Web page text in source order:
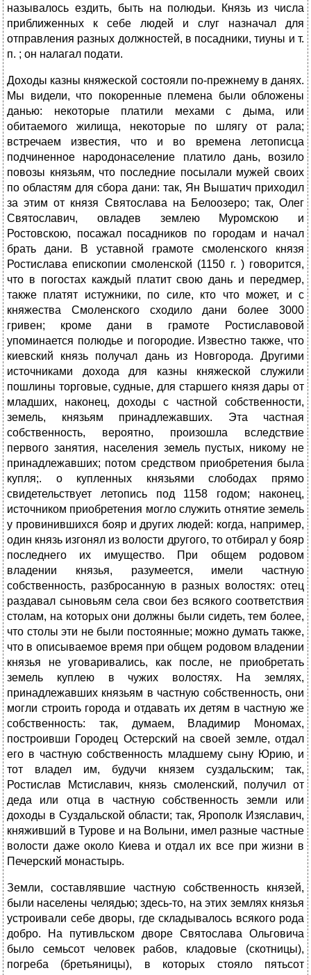
называлось ездить, быть на полюдьи. Князь из числа
приближенных к себе людей и слуг назначал для
отправления разных должностей, в посадники, тиуны и т.
п. ; он налагал подати.
Доходы казны княжеской состояли по-прежнему в данях.
Мы видели, что покоренные племена были обложены
данью: некоторые платили мехами с дыма, или
обитаемого жилища, некоторые по шлягу от рала;
встречаем известия, что и во времена летописца
подчиненное народонаселение платило дань, возило
повозы князьям, что последние посылали мужей своих
по областям для сбора дани: так, Ян Вышатич приходил
за этим от князя Святослава на Белоозеро; так, Олег
Святославич, овладев землею Муромскою и
Ростовскою, посажал посадников по городам и начал
брать дани. В уставной грамоте смоленского князя
Ростислава епископии смоленской (1150 г. ) говорится,
что в погостах каждый платит свою дань и передмер,
также платят истужники, по силе, кто что может, и с
княжества Смоленского сходило дани более 3000
гривен; кроме дани в грамоте Ростиславовой
упоминается полюдье и погородие. Известно также, что
киевский князь получал дань из Новгорода. Другими
источниками дохода для казны княжеской служили
пошлины торговые, судные, для старшего князя дары от
младших, наконец, доходы с частной собственности,
земель, князьям принадлежавших. Эта частная
собственность, вероятно, произошла вследствие
первого занятия, населения земель пустых, никому не
принадлежавших; потом средством приобретения была
купля;. о купленных князьями слободах прямо
свидетельствует летопись под 1158 годом; наконец,
источником приобретения могло служить отнятие земель
у провинившихся бояр и других людей: когда, например,
один князь изгонял из волости другого, то отбирал у бояр
последнего их имущество. При общем родовом
владении князья, разумеется, имели частную
собственность, разбросанную в разных волостях: отец
раздавал сыновьям села свои без всякого соответствия
столам, на которых они должны были сидеть, тем более,
что столы эти не были постоянные; можно думать также,
что в описываемое время при общем родовом владении
князья не уговаривались, как после, не приобретать
земель куплею в чужих волостях. На землях,
принадлежавших князьям в частную собственность, они
могли строить города и отдавать их детям в частную же
собственность: так, думаем, Владимир Мономах,
построивши Городец Остерский на своей земле, отдал
его в частную собственность младшему сыну Юрию, и
тот владел им, будучи князем суздальским; так,
Ростислав Мстиславич, князь смоленский, получил от
деда или отца в частную собственность земли или
доходы в Суздальской области; так, Ярополк Изяславич,
княживший в Турове и на Волыни, имел разные частные
волости даже около Киева и отдал их все при жизни в
Печерский монастырь.
Земли, составлявшие частную собственность князей,
были населены челядью; здесь-то, на этих землях князья
устроивали себе дворы, где складывалось всякого рода
добро. На путивльском дворе Святослава Ольговича
было семьсот человек рабов, кладовые (скотницы),
погреба (бретьяницы), в которых стояло пятьсот